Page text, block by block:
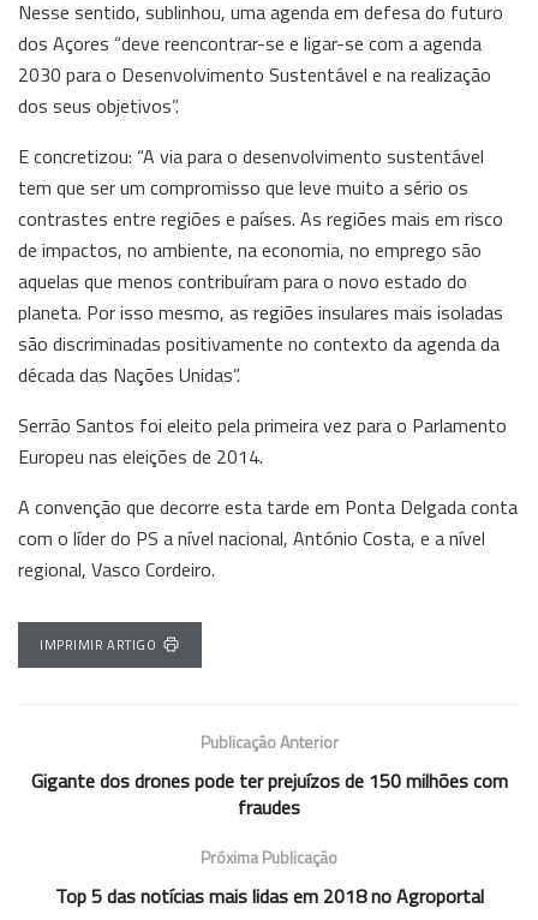
Nesse sentido, sublinhou, uma agenda em defesa do futuro
dos Açores “deve reencontrar-se e ligar-se com a agenda
2030 para o Desenvolvimento Sustentável e na realização
dos seus objetivos”.
E concretizou: “A via para o desenvolvimento sustentável
tem que ser um compromisso que leve muito a sério os
contrastes entre regiões e países. As regiões mais em risco
de impactos, no ambiente, na economia, no emprego são
aquelas que menos contribuíram para o novo estado do
planeta. Por isso mesmo, as regiões insulares mais isoladas
são discriminadas positivamente no contexto da agenda da
década das Nações Unidas”.
Serrão Santos foi eleito pela primeira vez para o Parlamento
Europeu nas eleições de 2014.
A convenção que decorre esta tarde em Ponta Delgada conta
com o líder do PS a nível nacional, António Costa, e a nível
regional, Vasco Cordeiro.
IMPRIMIR ARTIGO
Publicação Anterior
Gigante dos drones pode ter prejuízos de 150 milhões com
fraudes
Próxima Publicação
Top 5 das notícias mais lidas em 2018 no Agroportal